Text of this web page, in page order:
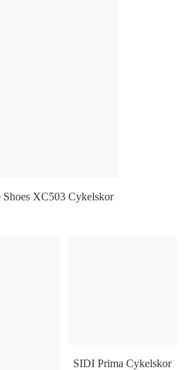
XC503 Cykelskor
SIDI Prima Cykelskor